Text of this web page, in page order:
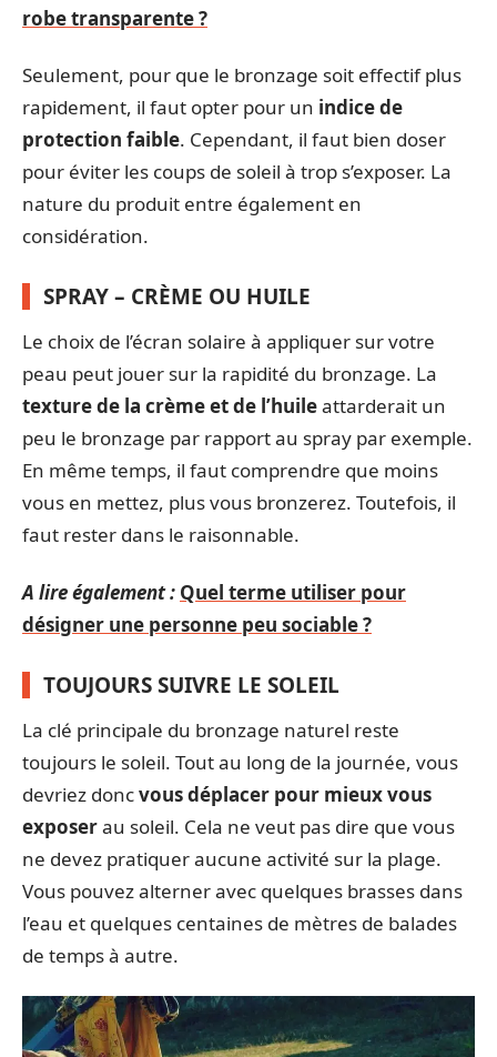
robe transparente ?
Seulement, pour que le bronzage soit effectif plus
rapidement, il faut opter pour un indice de
protection faible. Cependant, il faut bien doser
pour éviter les coups de soleil à trop s’exposer. La
nature du produit entre également en
considération.
SPRAY – CRÈME OU HUILE
Le choix de l’écran solaire à appliquer sur votre
peau peut jouer sur la rapidité du bronzage. La
texture de la crème et de l’huileattarderait un
peu le bronzage par rapport au spray par exemple.
En même temps, il faut comprendre que moins
vous en mettez, plus vous bronzerez. Toutefois, il
faut rester dans le raisonnable.
A lire également : Quel terme utiliser pour
désigner une personne peu sociable ?
TOUJOURS SUIVRE LE SOLEIL
La clé principale du bronzage naturel reste
toujours le soleil. Tout au long de la journée, vous
devriez doncvous déplacer pour mieux vous
exposerau soleil. Cela ne veut pas dire que vous
ne devez pratiquer aucune activité sur la plage.
Vous pouvez alterner avec quelques brasses dans
l’eau et quelques centaines de mètres de balades
de temps à autre.